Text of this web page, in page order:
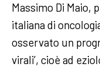
Massimo Di Maio,
italiana di
osservato un
virali’, cioè ad